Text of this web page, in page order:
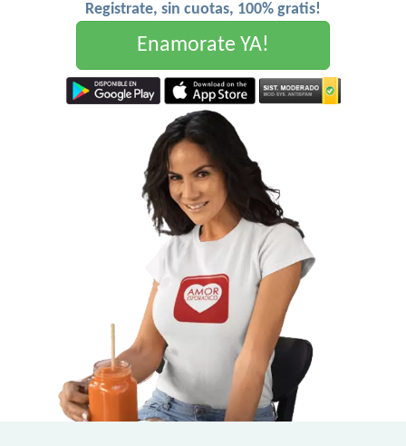
Registrate, sin cuotas, 100% gratis!
Enamorate YA!